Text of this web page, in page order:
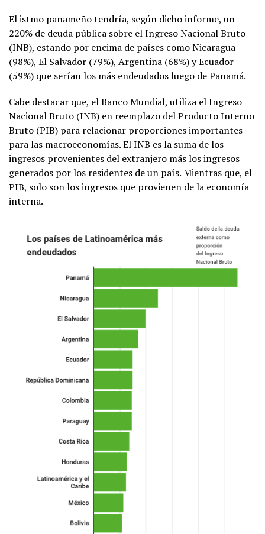
El istmo panameño tendría, según dicho informe, un
220% de deuda pública sobre el Ingreso Nacional Bruto
(INB), estando por encima de países como Nicaragua
(98%), El Salvador (79%), Argentina (68%) y Ecuador
(59%) que serían los más endeudados luego de Panamá.
Cabe destacar que, el Banco Mundial, utiliza el Ingreso
Nacional Bruto (INB) en reemplazo del Producto Interno
Bruto (PIB) para relacionar proporciones importantes
para las macroeconomías. El INB es la suma de los
ingresos provenientes del extranjero más los ingresos
generados por los residentes de un país. Mientras que, el
PIB, solo son los ingresos que provienen de la economía
interna.